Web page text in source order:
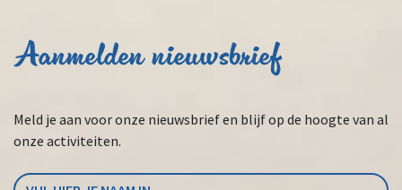
Aanmelden nieuwsbrief
Meld je aan voor onze nieuwsbrief en blijf op de hoogte van al
onze activiteiten.